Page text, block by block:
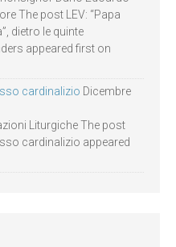
The post LEV: “Papa
dietro le quinte
appeared first on
cardinalizio Dicembre
Liturgiche The post
cardinalizio appeared